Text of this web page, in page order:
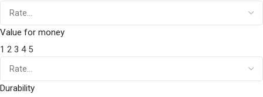
Value for money
1 2 3 4 5
Durability